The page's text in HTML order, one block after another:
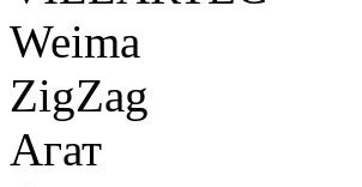
Weima
ZigZag
Агат